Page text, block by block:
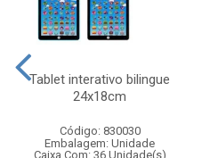
Tablet interativo bilingue
24x18cm
Código: 830030
Embalagem: Unidade
Caixa Com: 36 Unidade(s)